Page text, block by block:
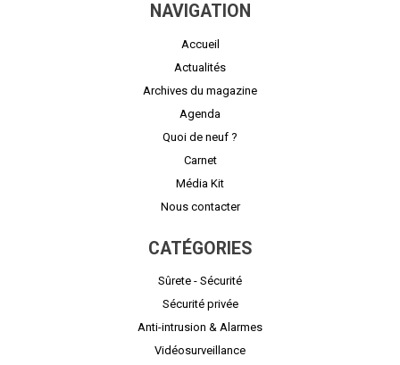
NAVIGATION
Accueil
Actualités
Archives du magazine
Agenda
Quoi de neuf ?
Carnet
Média Kit
Nous contacter
CATÉGORIES
Sûrete - Sécurité
Sécurité privée
Anti-intrusion & Alarmes
Vidéosurveillance